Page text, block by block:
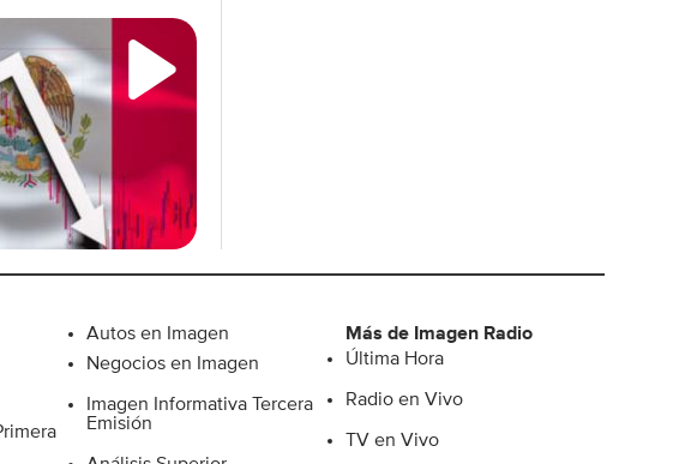
Autos en Imagen
Negocios en Imagen
Imagen Informativa Tercera
Emisión
Más de Imagen Radio
Última Hora
Radio en Vivo
TV en Vivo